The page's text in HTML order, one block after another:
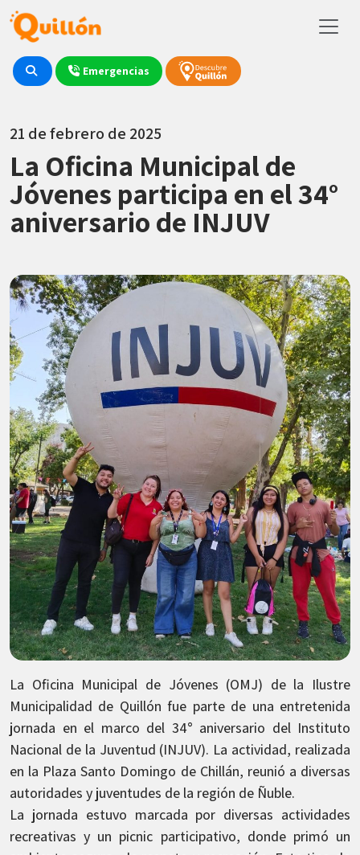
Emergencias
21 de febrero de 2025
La Oficina Municipal de
Jóvenes participa en el 34°
aniversario de INJUV
La Oficina Municipal de Jóvenes (OMJ) de la Ilustre
Municipalidad de Quillón fue parte de una entretenida
jornada en el marco del 34° aniversario del Instituto
Nacional de la Juventud (INJUV). La actividad, realizada
en la Plaza Santo Domingo de Chillán, reunió a diversas
autoridades y juventudes de la región de Ñuble.
La jornada estuvo marcada por diversas actividades
recreativas y un picnic participativo, donde primó un